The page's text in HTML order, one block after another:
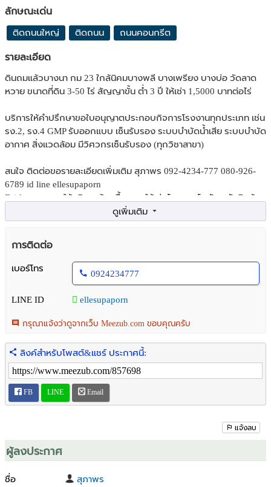
ลักษณะเด่น
ติดถนนใหญ่ ติดถนน ถนนคอนกรีต
รายละเอียด
ดินถมแล้วบางนา กม 23 ใกล้นิคมบางพลี บางเพรียง บางบ่อ วัดลาด
หวาย ขนาดที่ดิน 3-50 ไร่ สัญญาขั้น ต่ำ 3 ปี ให้เช่า 1,5000 บาทต่อไร่
บริการให้คำปรึกษาขอใบอนุญาตประกอบกิจการโรงงานทุกประเภท เช่น
รง.2, รง.4 GMP รับออกแบบ เซ็นรับรอง ระบบบำบัดน้ำเสีย ระบบบำบัด
อากาศ สิ่งแวดล้อม มีวิศวกรเซ็นรับรอง (ทุกวิชาสาขา)
สนใจ ติดต่อขอรายละเอียดเพิ่มเติม สุภาพร 092-4234-777 080-926-
6789 id line ellesupaporn
Fairly property ให้บริการด้าน ซื้อ ขาย ให้เช่า โรงงาน โกดัง คลังสินค้า
การติดต่อ
เบอร์โทร
0924234777
LINE ID ellesupaporn
กรุณาแจ้งว่าดูจากเว็บ Meezub.com ขอบคุณครับ
ลิงค์สำหรับโพสต์&แชร์ ประกาศนี้:
FB LINE Email
แจ้งลบ
ผู้ลงประกาศ
ชื่อ
สุภาพร